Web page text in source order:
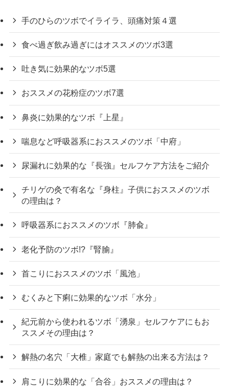
手のひらのツボでイライラ、頭痛対策４選
食べ過ぎ飲み過ぎにはオススメのツボ3選
吐き気に効果的なツボ5選
おススメの花粉症のツボ7選
鼻炎に効果的なツボ『上星』
喘息など呼吸器系におススメのツボ「中府」
尿漏れに効果的な『長強』セルフケア方法をご紹介
チリゲの灸で有名な『身柱』子供におススメのツボ
の理由は？
呼吸器系におススメのツボ『肺兪』
老化予防のツボ!?『腎腧』
首こりにおススメのツボ「風池」
むくみと下痢に効果的なツボ「水分」
紀元前から使われるツボ「湧泉」セルフケアにもお
ススメその理由は？
解熱の名穴「大椎」家庭でも解熱の出来る方法は？
肩こりに効果的な「合谷」おススメの理由は？